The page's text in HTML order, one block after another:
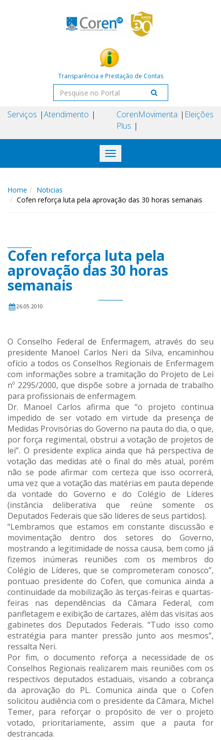
Transparência e Prestação de Contas
Serviços Atendimento
Coren
Plus
Movimenta Eleições
Toggle
navigation
Home
Noticias
Cofen reforça luta pela aprovação das 30 horas semanais
Cofen reforça luta pela
aprovação das 30 horas
semanais
26.05.2010
O Conselho Federal de Enfermagem, através do seu
presidente Manoel Carlos Neri da Silva, encaminhou
ofício a todos os Conselhos Regionais de Enfermagem
com informações sobre a tramitação do Projeto de Lei
nº 2295/2000, que dispõe sobre a jornada de trabalho
para profissionais de enfermagem.
Dr. Manoel Carlos afirma que “o projeto continua
impedido de ser votado em virtude da presença de
Medidas Provisórias do Governo na pauta do dia, o que,
por força regimental, obstrui a votação de projetos de
lei”. O presidente explica ainda que há perspectiva de
votação das medidas até o final do mês atual, porém
não se pode afirmar com certeza que isso ocorrerá,
uma vez que a votação das matérias em pauta depende
da vontade do Governo e do Colégio de Líderes
(instância deliberativa que reúne somente os
Deputados Federais que são líderes de seus partidos).
“Lembramos que estamos em constante discussão e
movimentação dentro dos setores do Governo,
mostrando a legitimidade de nossa causa, bem como já
fizemos inúmeras reuniões com os membros do
Colégio de Líderes, que se comprometeram conosco”,
pontuao presidente do Cofen, que comunica ainda a
continuidade da mobilização às terças-feiras e quartas-
feiras nas dependências da Câmara Federal, com
panfletagem e exibição de cartazes, além das visitas aos
gabinetes dos Deputados Federais. “Tudo isso como
estratégia para manter pressão junto aos mesmos”,
ressalta Neri.
Por fim, o documento reforça a necessidade de os
Conselhos Regionais realizarem mais reuniões com os
respectivos deputados estaduais, visando a cobrança
da aprovação do PL. Comunica ainda que o Cofen
solicitou audiência com o presidente da Câmara, Michel
Temer, para reforçar o propósito de ver o projeto
votado, prioritariamente, assim que a pauta for
destrancada.